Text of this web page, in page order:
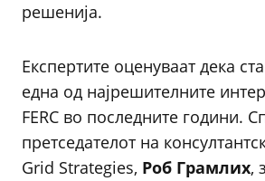
решенија.
Експертите оценуваат дека
една од најрешителните
FERC во последните години.
претседателот на
Grid Strategies, Роб Грамлих,